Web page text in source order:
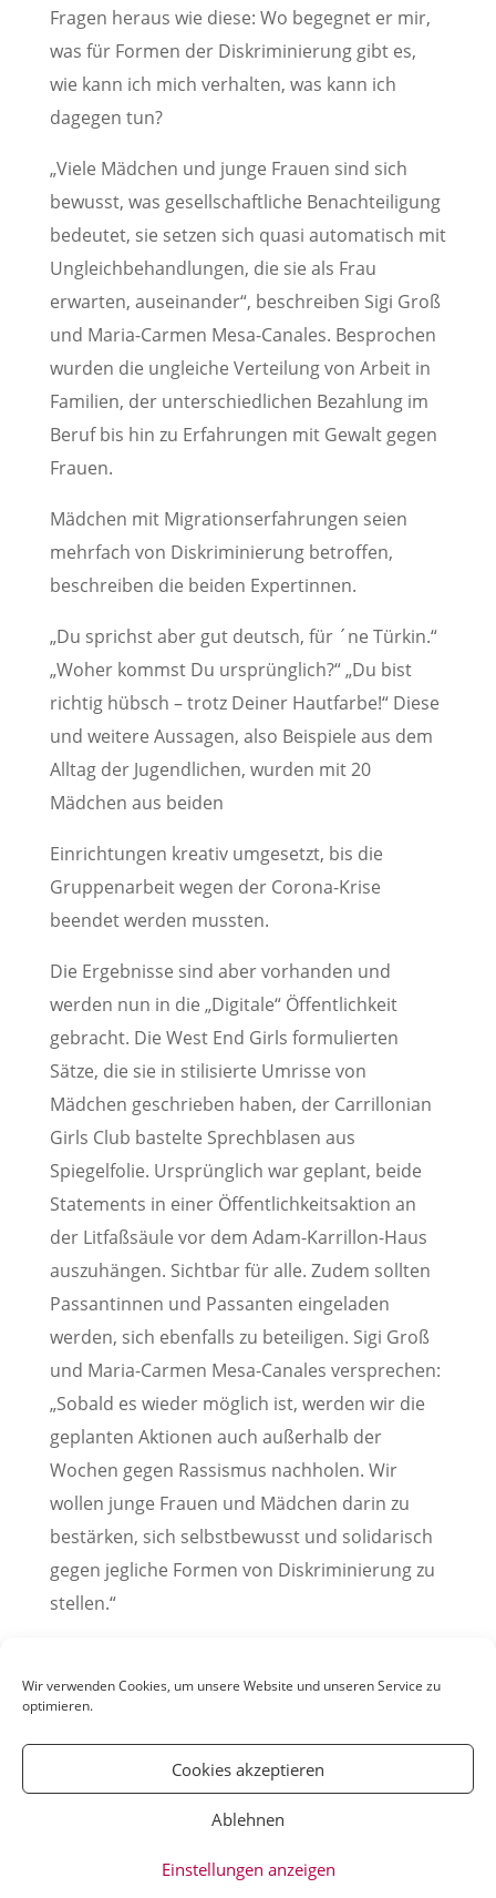
Wir verwenden Cookies, um unsere Website und unseren Service zu
optimieren.
Cookies akzeptieren
Ablehnen
Einstellungen anzeigen
Fragen heraus wie diese: Wo begegnet er mir,
was für Formen der Diskriminierung gibt es,
wie kann ich mich verhalten, was kann ich
dagegen tun?
„Viele Mädchen und junge Frauen sind sich
bewusst, was gesellschaftliche Benachteiligung
bedeutet, sie setzen sich quasi automatisch mit
Ungleichbehandlungen, die sie als Frau
erwarten, auseinander“, beschreiben Sigi Groß
und Maria-Carmen Mesa-Canales. Besprochen
wurden die ungleiche Verteilung von Arbeit in
Familien, der unterschiedlichen Bezahlung im
Beruf bis hin zu Erfahrungen mit Gewalt gegen
Frauen.
Mädchen mit Migrationserfahrungen seien
mehrfach von Diskriminierung betroffen,
beschreiben die beiden Expertinnen.
„Du sprichst aber gut deutsch, für ´ne Türkin.“
„Woher kommst Du ursprünglich?“ „Du bist
richtig hübsch – trotz Deiner Hautfarbe!“ Diese
und weitere Aussagen, also Beispiele aus dem
Alltag der Jugendlichen, wurden mit 20
Mädchen aus beiden
Einrichtungen kreativ umgesetzt, bis die
Gruppenarbeit wegen der Corona-Krise
beendet werden mussten.
Die Ergebnisse sind aber vorhanden und
werden nun in die „Digitale“ Öffentlichkeit
gebracht. Die West End Girls formulierten
Sätze, die sie in stilisierte Umrisse von
Mädchen geschrieben haben, der Carrillonian
Girls Club bastelte Sprechblasen aus
Spiegelfolie. Ursprünglich war geplant, beide
Statements in einer Öffentlichkeitsaktion an
der Litfaßsäule vor dem Adam-Karrillon-Haus
auszuhängen. Sichtbar für alle. Zudem sollten
Passantinnen und Passanten eingeladen
werden, sich ebenfalls zu beteiligen. Sigi Groß
und Maria-Carmen Mesa-Canales versprechen:
„Sobald es wieder möglich ist, werden wir die
geplanten Aktionen auch außerhalb der
Wochen gegen Rassismus nachholen. Wir
wollen junge Frauen und Mädchen darin zu
bestärken, sich selbstbewusst und solidarisch
gegen jegliche Formen von Diskriminierung zu
stellen.“
2020)
Weinheimer Jugendmedien gUG //